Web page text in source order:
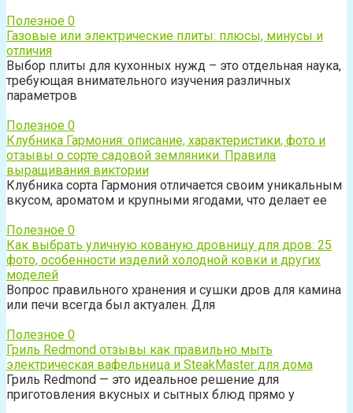
Полезное 0
Газовые или электрические плиты: плюсы, минусы и
отличия
Выбор плиты для кухонных нужд – это отдельная наука,
требующая внимательного изучения различных
параметров
Полезное 0
Клубника Гармония: описание, характеристики, фото и
отзывы о сорте садовой земляники. Правила
выращивания виктории
Клубника сорта Гармония отличается своим уникальным
вкусом, ароматом и крупными ягодами, что делает ее
Полезное 0
Как выбрать уличную кованую дровницу для дров: 25
фото, особенности изделий холодной ковки и других
моделей
Вопрос правильного хранения и сушки дров для камина
или печи всегда был актуален. Для
Полезное 0
Гриль Redmond отзывы как правильно мыть
электрическая вафельница и SteakMaster для дома
Гриль Redmond — это идеальное решение для
приготовления вкусных и сытных блюд прямо у